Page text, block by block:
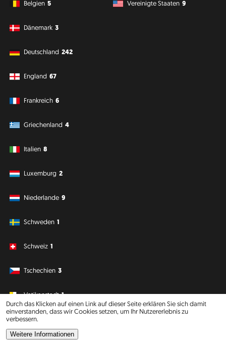
Durch das Klicken auf einen Link auf dieser Seite erklären Sie sich damit
einverstanden, dass wir Cookies setzen, um Ihr Nutzererlebnis zu
verbessern.
Weitere Informationen
Belgien 5
Dänemark 3
Deutschland 242
England 67
Frankreich 6
Griechenland 4
Italien 8
Luxemburg 2
Niederlande 9
Schweden 1
Schweiz 1
Tschechien 3
Vatikanstadt 1
Vereinigte Staaten 9
Südamerika
Philipp J. Conrad ·